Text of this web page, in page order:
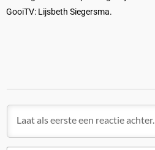
GooiTV: Lijsbeth Siegersma.